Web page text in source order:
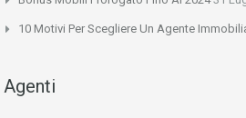
10 Motivi Per Scegliere Un Agente
Agenti